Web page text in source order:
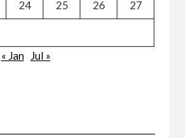
24 25 26 27
« Jan
Jul »